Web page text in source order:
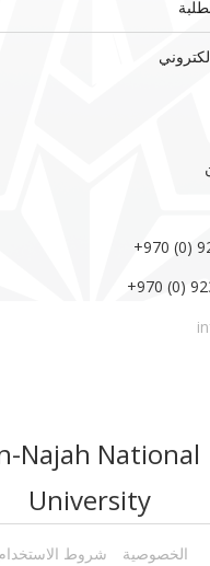
Najah National
University
الخصوصية شروط